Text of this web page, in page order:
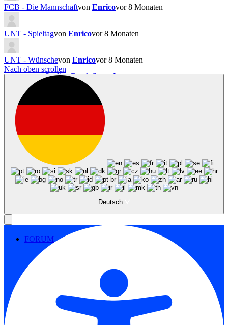
Stadien Brack Super League
Stadien International
FORUM
FCB - Die Mannschaftvon Enricovor 8 Monaten
UNT - Spieltagvon Enricovor 8 Monaten
UNT - Wünschevon Enricovor 8 Monaten
Nach oben scrollen
Deutsch